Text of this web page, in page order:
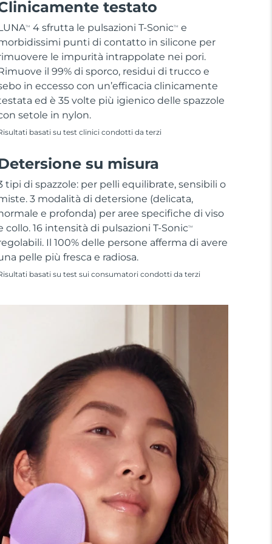
testato
TM 4 sfrutta le pulsazioni T-SonicTM
e
punti di contatto in silicone per
le impurità intrappolate nei pori.
il 99% di sporco, residui di trucco e
in eccesso con un’efficacia clinicamente
ed è 35 volte più igienico delle spazzole
setole in nylon.
basati su test clinici condotti da terzi
su misura
tipi di spazzole: per pelli equilibrate, sensibili o
3 modalità di detersione (delicata,
e profonda) per aree specifiche di viso
collo. 16 intensità di pulsazioni T-SonicTM
Il 100% delle persone afferma di avere
pelle più fresca e radiosa.
basati su test sui consumatori condotti da terzi